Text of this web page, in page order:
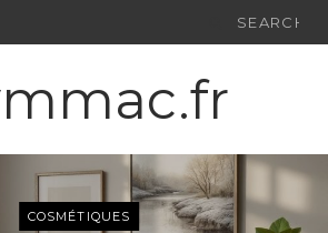
Search
COSMÉTIQUES